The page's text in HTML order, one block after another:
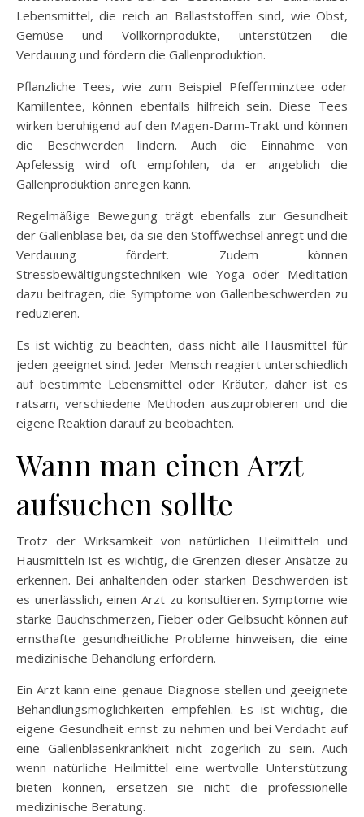
Lebensmittel, die reich an Ballaststoffen sind, wie Obst,
Gemüse und Vollkornprodukte, unterstützen die
Verdauung und fördern die Gallenproduktion.
Pflanzliche Tees, wie zum Beispiel Pfefferminztee oder
Kamillentee, können ebenfalls hilfreich sein. Diese Tees
wirken beruhigend auf den Magen-Darm-Trakt und können
die Beschwerden lindern. Auch die Einnahme von
Apfelessig wird oft empfohlen, da er angeblich die
Gallenproduktion anregen kann.
Regelmäßige Bewegung trägt ebenfalls zur Gesundheit
der Gallenblase bei, da sie den Stoffwechsel anregt und die
Verdauung fördert. Zudem können
Stressbewältigungstechniken wie Yoga oder Meditation
dazu beitragen, die Symptome von Gallenbeschwerden zu
reduzieren.
Es ist wichtig zu beachten, dass nicht alle Hausmittel für
jeden geeignet sind. Jeder Mensch reagiert unterschiedlich
auf bestimmte Lebensmittel oder Kräuter, daher ist es
ratsam, verschiedene Methoden auszuprobieren und die
eigene Reaktion darauf zu beobachten.
Wann man einen Arzt
aufsuchen sollte
Trotz der Wirksamkeit von natürlichen Heilmitteln und
Hausmitteln ist es wichtig, die Grenzen dieser Ansätze zu
erkennen. Bei anhaltenden oder starken Beschwerden ist
es unerlässlich, einen Arzt zu konsultieren. Symptome wie
starke Bauchschmerzen, Fieber oder Gelbsucht können auf
ernsthafte gesundheitliche Probleme hinweisen, die eine
medizinische Behandlung erfordern.
Ein Arzt kann eine genaue Diagnose stellen und geeignete
Behandlungsmöglichkeiten empfehlen. Es ist wichtig, die
eigene Gesundheit ernst zu nehmen und bei Verdacht auf
eine Gallenblasenkrankheit nicht zögerlich zu sein. Auch
wenn natürliche Heilmittel eine wertvolle Unterstützung
bieten können, ersetzen sie nicht die professionelle
medizinische Beratung.